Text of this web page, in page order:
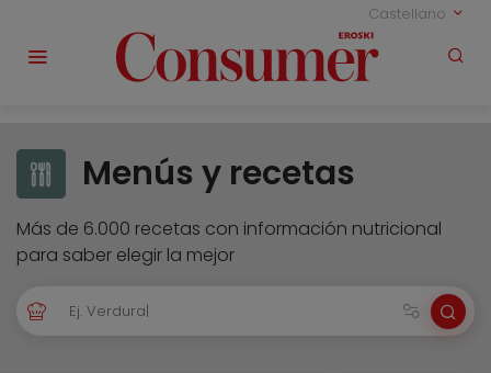
Castellano
Menús y recetas
Más de 6.000 recetas con información nutricional
para saber elegir la mejor